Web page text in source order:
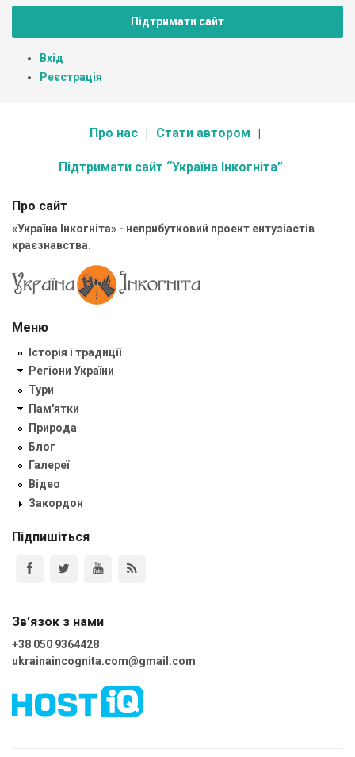
Підтримати сайт
Вхід
Реєстрація
Про нас Стати автором
Підтримати сайт “Україна Інкогніта”
Про сайт
«Україна Інкогніта» - неприбутковий проект ентузіастів
краєзнавства.
Меню
Історія і традиції
Регіони України
Тури
Пам'ятки
Природа
Блог
Галереї
Відео
Закордон
Підпишіться
Зв'язок з нами
+38 050 9364428
ukrainaincognita.com@gmail.com